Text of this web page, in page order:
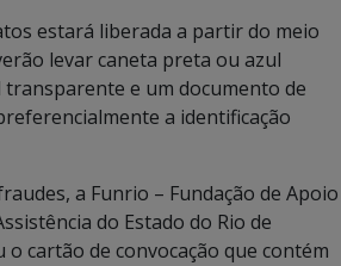
estará liberada a partir do meio
levar caneta preta ou azul
e um documento de
a identificação
a Funrio – Fundação de Apoio
do Estado do Rio de
cartão de convocação que contém